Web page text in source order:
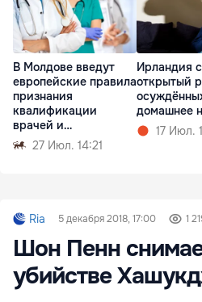
В Молдове введут
европейские правила
признания
квалификации
врачей и
фармацевтов
27 Июл. 14:21
Ирландия
открытый
домашнее
17 Июл.
Ria 5 декабря 2018, 17:00 1
Шон Пенн
убийстве